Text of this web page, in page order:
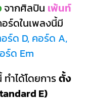
จากศิลปิน เพ้นท์
ร์ดในเพลงนี้มี
ร์ด D, คอร์ด A,
ร์ด Em
ำได้โดยการตั้ง
E)